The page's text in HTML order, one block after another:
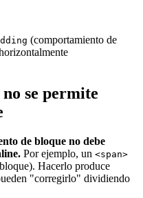
(comportamiento de
se permite
de bloque no debe
Por ejemplo, un <span>
Hacerlo produce
"corregirlo" dividiendo